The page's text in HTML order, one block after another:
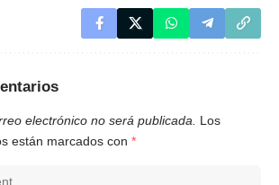
electrónico no será publicada.
Los
están marcados con *